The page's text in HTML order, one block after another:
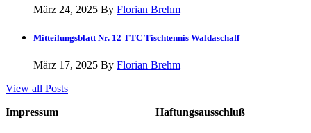
März 24, 2025 By Florian Brehm
Mitteilungsblatt Nr. 12 TTC Tischtennis Waldaschaff
März 17, 2025 By Florian Brehm
View all Posts
Impressum
Haftungsausschluß